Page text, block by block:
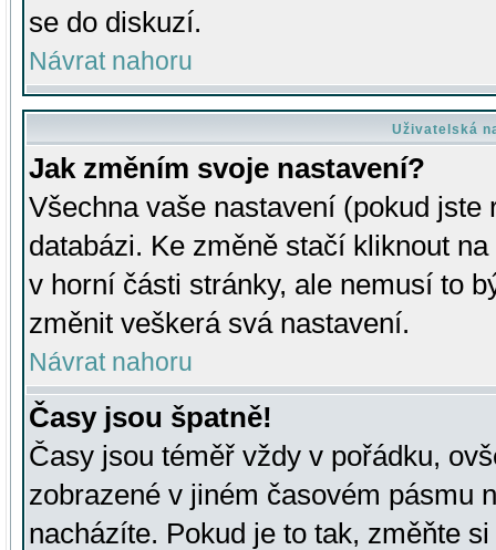
se do diskuzí.
Návrat nahoru
Uživatelská
Jak změním svoje nastavení?
Všechna vaše nastavení (pokud
databázi. Ke změně stačí kliknout
v horní části stránky, ale nemusí to
změnit veškerá svá nastavení.
Návrat nahoru
Časy jsou špatně!
Časy jsou téměř vždy v pořádku,
zobrazené v jiném časovém pásmu
nacházíte. Pokud je to tak, změňte